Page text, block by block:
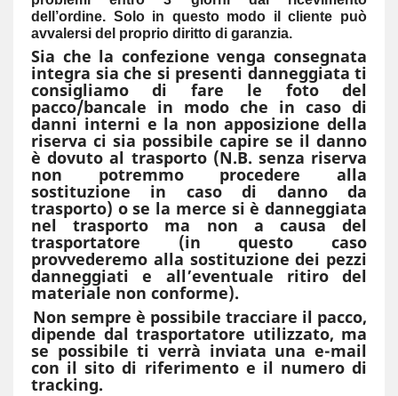
dell’ordine. Solo in questo modo il cliente può
avvalersi del proprio diritto di garanzia.
Sia che la confezione venga consegnata
integra sia che si presenti danneggiata ti
consigliamo di fare le foto del
pacco/bancale in modo che in caso di
danni interni e la non apposizione della
riserva ci sia possibile capire se il danno
è dovuto al trasporto (N.B. senza riserva
non potremmo procedere alla
sostituzione in caso di danno da
trasporto) o se la merce si è danneggiata
nel trasporto ma non a causa del
trasportatore (in questo caso
provvederemo alla sostituzione dei pezzi
danneggiati e all’eventuale ritiro del
materiale non conforme).
Non sempre è possibile tracciare il pacco,
dipende dal trasportatore utilizzato, ma
se possibile ti verrà inviata una e-mail
con il sito di riferimento e il numero di
tracking.